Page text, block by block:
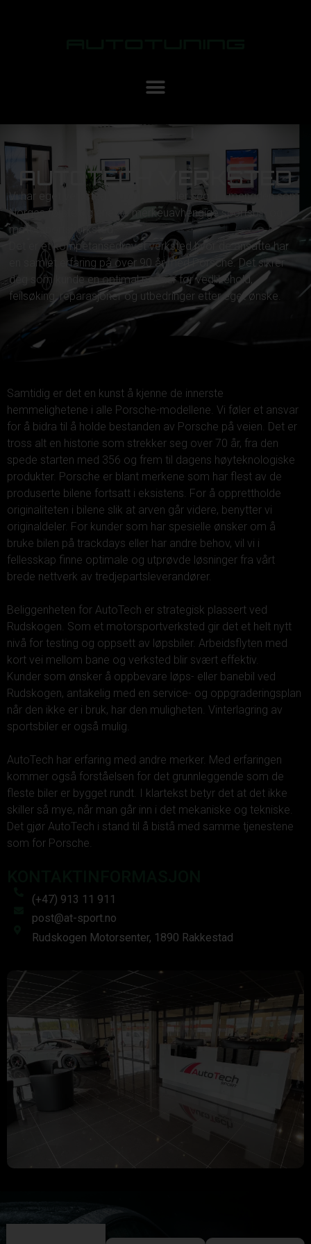
AUTOTECH VERKSTED
Vi har eget verksted. AutoTech skiller seg ut i mengden som
Norges første og eneste merkeuavhengige sportsbil- og
motorsportsverksted.
Det er et kompetansedrevet verksted hvor de ansatte har
en samlet erfaring på over 90 år med Porsche. Det sikrer
deg som kunde en optimal partner for vedlikehold,
feilsøking, reparasjoner og utbedringer etter eget ønske.
Samtidig er det en kunst å kjenne de innerste
hemmelighetene i alle Porsche-modellene. Vi føler et ansvar
for å bidra til å holde bestanden av Porsche på veien. Det er
tross alt en historie som strekker seg over 70 år, fra den
spede starten med 356 og frem til dagens høyteknologiske
produkter. Porsche er blant merkene som har flest av de
produserte bilene fortsatt i eksistens. For å opprettholde
originaliteten i bilene slik at arven går videre, benytter vi
originaldeler. For kunder som har spesielle ønsker om å
bruke bilen på trackdays eller har andre behov, vil vi i
fellesskap finne optimale og utprøvde løsninger fra vårt
brede nettverk av tredjepartsleverandører.
Beliggenheten for AutoTech er strategisk plassert ved
Rudskogen. Som et motorsportverksted gir det et helt nytt
nivå for testing og oppsett av løpsbiler. Arbeidsflyten med
kort vei mellom bane og verksted blir svært effektiv.
Kunder som ønsker å oppbevare løps- eller banebil ved
Rudskogen, antakelig med en service- og oppgraderingsplan
når den ikke er i bruk, har den muligheten. Vinterlagring av
sportsbiler er også mulig.
AutoTech har erfaring med andre merker. Med erfaringen
kommer også forståelsen for det grunnleggende som de
fleste biler er bygget rundt. I klartekst betyr det at det ikke
skiller så mye, når man går inn i det mekaniske og tekniske.
Det gjør AutoTech i stand til å bistå med samme tjenestene
som for Porsche.
(+47) 913 11 911
post@at-sport.no
Rudskogen Motorsenter, 1890 Rakkestad